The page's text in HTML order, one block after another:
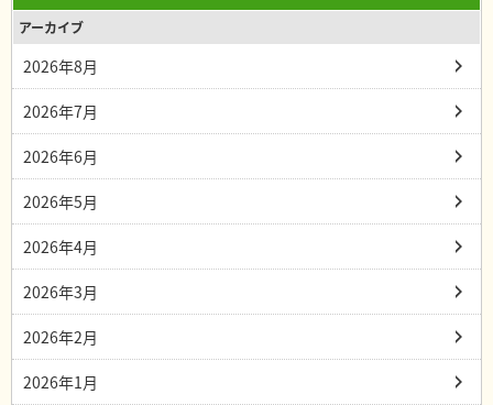
アーカイブ
2026年8月
2026年7月
2026年6月
2026年5月
2026年4月
2026年3月
2026年2月
2026年1月